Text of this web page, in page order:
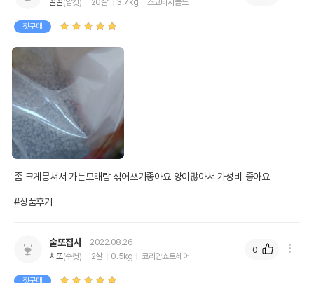
상품 필수 정보
품명 및 모델명
법에 의한 인증,허가 등을
받았음을 확인할수 있는
경우 그에 대한 사항
제조국 또는 원산지 중국
제조자,수입품의 경우
AS책임자와 전화번호
또는 소비자상담 관련
어바웃펫 // 1644-9601
꿀꿀(암컷) 20살 3.7kg 스코티시폴드
첫구매
좀 크게뭉쳐서 가는모래랑 섞어쓰기좋아요 양이많아서 가성비 좋아요
#상품후기
술또집사
2022.08.26
치또(수컷) 2살 0.5kg 코리안쇼트헤어
첫구매
0